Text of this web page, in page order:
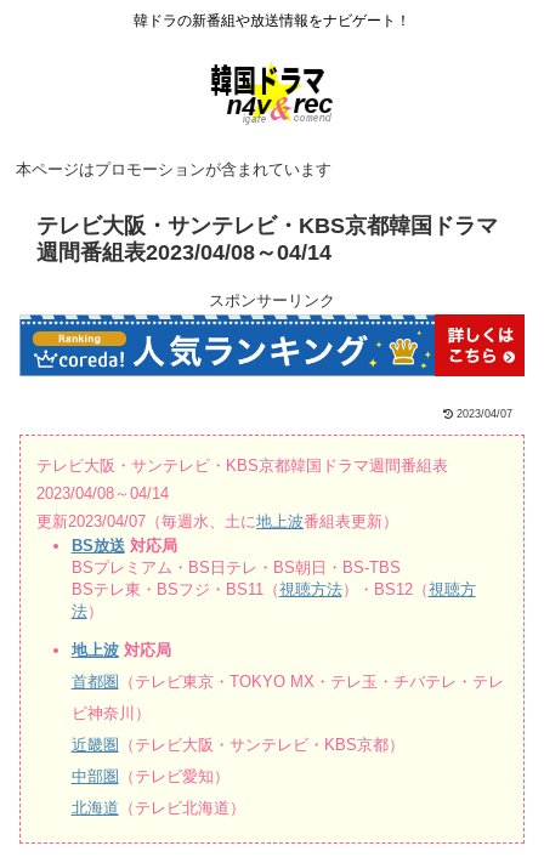
韓ドラの新番組や放送情報をナビゲート！
本ページはプロモーションが含まれています
テレビ大阪・サンテレビ・KBS京都韓国ドラマ
週間番組表2023/04/08～04/14
スポンサーリンク
2023/04/07
テレビ大阪・サンテレビ・KBS京都韓国ドラマ週間番組表
2023/04/08～04/14
更新2023/04/07（毎週水、土に地上波番組表更新）
BS放送 対応局
BSプレミアム・BS日テレ・BS朝日・BS-TBS
BSテレ東・BSフジ・BS11（視聴方法）・BS12（視聴方
法）
地上波対応局
首都圏 （テレビ東京・TOKYO MX・テレ玉・チバテレ・テレ
ビ神奈川）
近畿圏 （テレビ大阪・サンテレビ・KBS京都）
中部圏 （テレビ愛知）
北海道 （テレビ北海道）